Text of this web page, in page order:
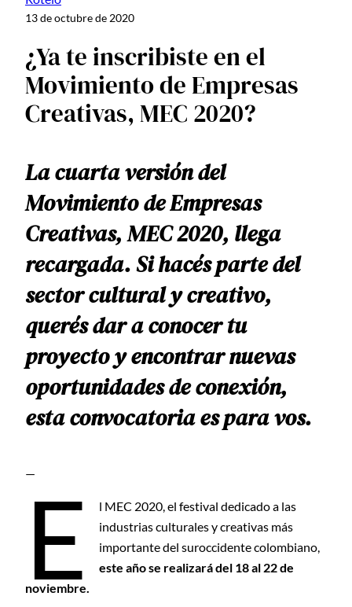
13 de octubre de 2020
¿Ya te inscribiste en el
Movimiento de Empresas
Creativas, MEC 2020?
La cuarta versión del
Movimiento de Empresas
Creativas, MEC 2020, llega
recargada. Si hacés parte del
sector cultural y creativo,
querés dar a conocer tu
proyecto y encontrar nuevas
oportunidades de conexión,
esta convocatoria es para vos.
—
E
l MEC 2020, el festival dedicado a las
industrias culturales y creativas más
importante del suroccidente colombiano,
este año se realizará del 18 al 22 de
noviembre.